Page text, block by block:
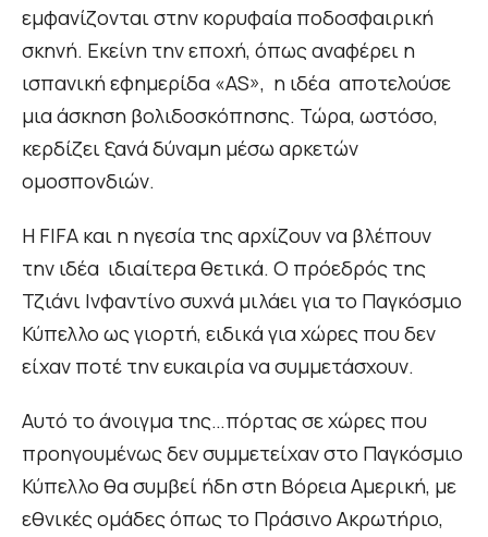
εμφανίζονται στην κορυφαία ποδοσφαιρική
σκηνή. Εκείνη την εποχή, όπως αναφέρει η
ισπανική εφημερίδα «AS», η ιδέα αποτελούσε
μια άσκηση βολιδοσκόπησης. Τώρα, ωστόσο,
κερδίζει ξανά δύναμη μέσω αρκετών
ομοσπονδιών.
Η FIFA και η ηγεσία της αρχίζουν να βλέπουν
την ιδέα ιδιαίτερα θετικά. Ο πρόεδρός της
Τζιάνι Ινφαντίνο συχνά μιλάει για το Παγκόσμιο
Κύπελλο ως γιορτή, ειδικά για χώρες που δεν
είχαν ποτέ την ευκαιρία να συμμετάσχουν.
Αυτό το άνοιγμα της…πόρτας σε χώρες που
προηγουμένως δεν συμμετείχαν στο Παγκόσμιο
Κύπελλο θα συμβεί ήδη στη Βόρεια Αμερική, με
εθνικές ομάδες όπως το Πράσινο Ακρωτήριο,